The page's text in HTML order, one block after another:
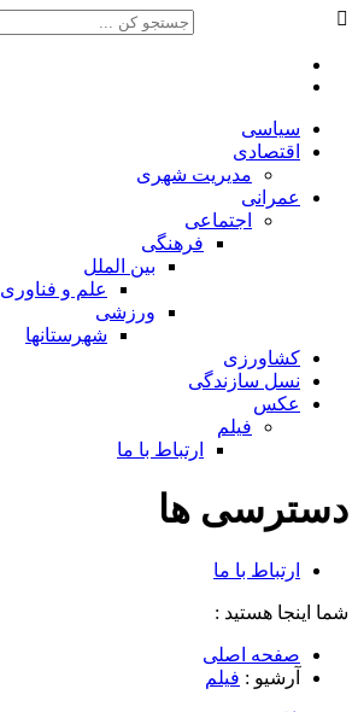
سیاسی
اقتصادی
مدیریت شهری
عمرانی
اجتماعی
فرهنگی
بین الملل
علم و فناوری
ورزشی
شهرستانها
کشاورزی
نسل سازندگی
عکس
فیلم
ارتباط با ما
دسترسی ها
ارتباط با ما
شما اینجا هستید :
صفحه اصلی
آرشیو : فیلم